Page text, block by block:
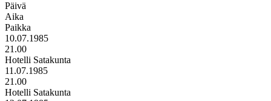
Päivä
Aika
Paikka
10.07.1985
21.00
Hotelli Satakunta
11.07.1985
21.00
Hotelli Satakunta